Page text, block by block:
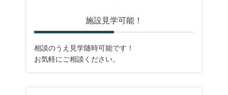
施設見学可能！
相談のうえ見学随時可能です！
お気軽にご相談ください。